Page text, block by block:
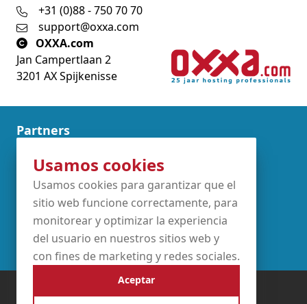
Usamos cookies
Usamos cookies para garantizar que el
sitio web funcione correctamente, para
monitorear y optimizar la experiencia
del usuario en nuestros sitios web y
con fines de marketing y redes sociales.
Aceptar
+31 (0)88 - 750 70 70
support@oxxa.com
OXXA.com
Jan Campertlaan 2
3201 AX Spijkenisse
Partners
Términos y condiciones